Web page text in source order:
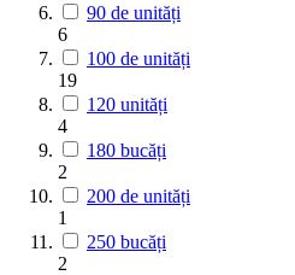
90 de unități
6
100 de unități
19
120 unități
4
180 bucăți
2
200 de unități
1
250 bucăți
2